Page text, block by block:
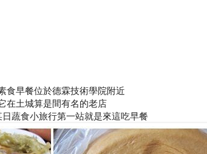
食早餐位於德霖技術學院附近
在土城算是間有名的老店
蔬食小旅行第一站就是來這吃早餐